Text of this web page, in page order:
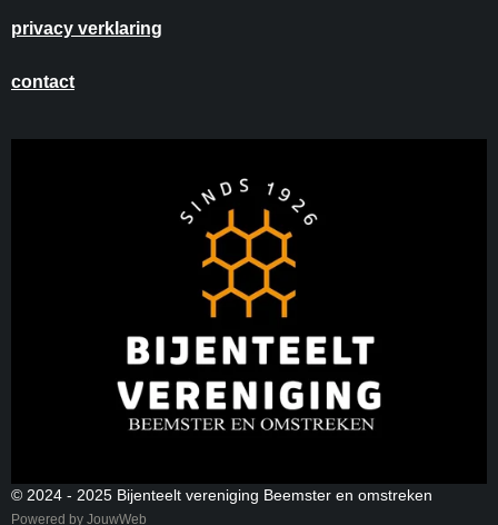
privacy verklaring
contact
© 2024 - 2025 Bijenteelt vereniging Beemster en omstreken
Powered by JouwWeb